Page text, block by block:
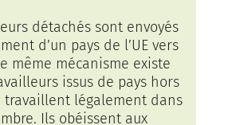
détachés sont envoyés
d’un pays de l’UE vers
même mécanisme existe
issus de pays hors
travaillent légalement dans
Ils obéissent aux